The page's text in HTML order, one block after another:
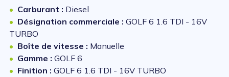
Carburant : Diesel
Désignation commerciale : GOLF 6 1.6 TDI - 16V
TURBO
Boîte de vitesse : Manuelle
Gamme : GOLF 6
Finition : GOLF 6 1.6 TDI - 16V TURBO